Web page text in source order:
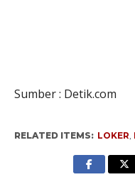
Sumber : Detik.com
RELATED ITEMS: LOKER,